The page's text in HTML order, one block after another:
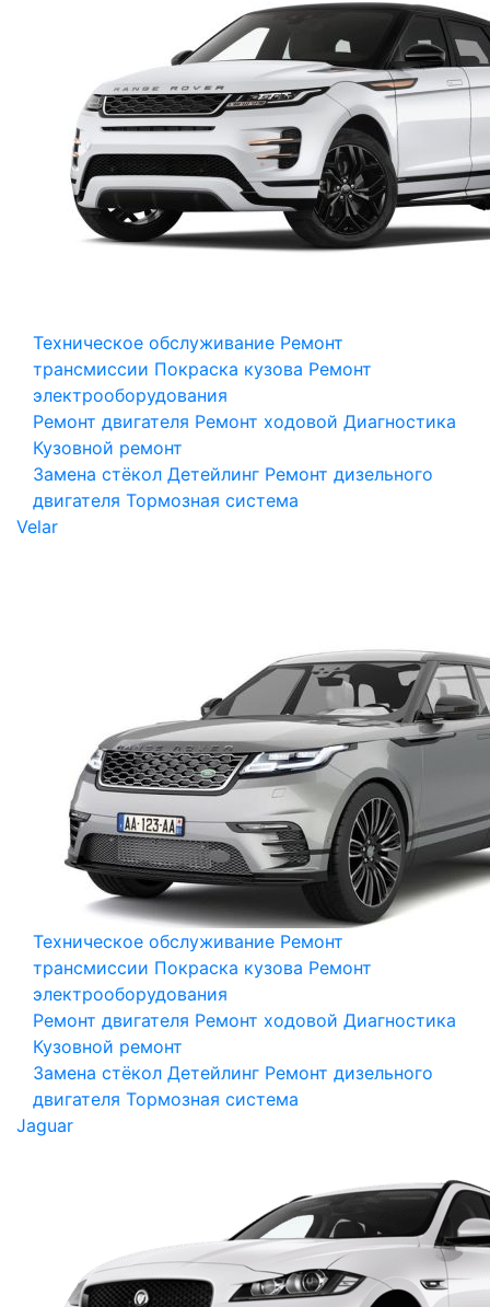
Техническое обслуживание Ремонт
трансмиссии Покраска кузова Ремонт
электрооборудования
Ремонт двигателя Ремонт ходовой Диагностика
Кузовной ремонт
Замена стёкол Детейлинг Ремонт дизельного
двигателя Тормозная система
Velar
Техническое обслуживание Ремонт
трансмиссии Покраска кузова Ремонт
электрооборудования
Ремонт двигателя Ремонт ходовой Диагностика
Кузовной ремонт
Замена стёкол Детейлинг Ремонт дизельного
двигателя Тормозная система
Jaguar